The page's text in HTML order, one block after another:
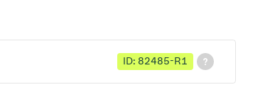
ID: 82485-R1